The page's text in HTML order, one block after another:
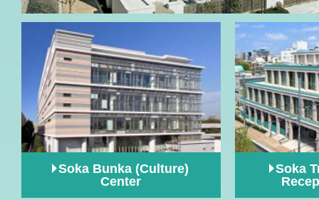
Soka Bunka (Culture)
Center
Soka